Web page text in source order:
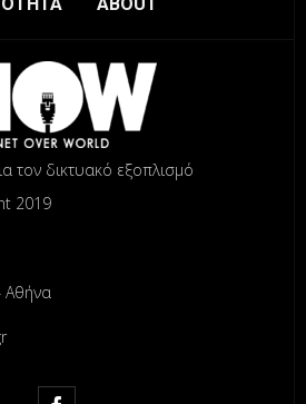
ABOUT
τον δικτυακό εξοπλισμό
2019
Αθήνα